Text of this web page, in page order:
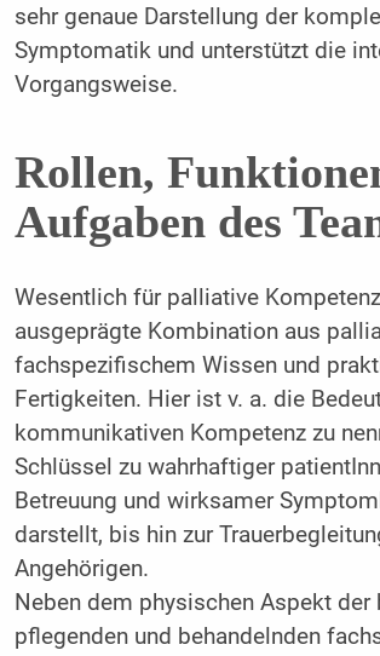
sehr genaue Darstellung der
Symptomatik und unterstützt die
Vorgangsweise.
Rollen,
Aufgaben des
Wesentlich für palliative
ausgeprägte Kombination aus
fachspezifischem Wissen und
Fertigkeiten. Hier ist v. a. die
kommunikativen Kompetenz zu
Schlüssel zu wahrhaftiger
Betreuung und wirksamer
darstellt, bis hin zur
Angehörigen.
Neben dem physischen Aspekt der
pflegenden und behandelnden